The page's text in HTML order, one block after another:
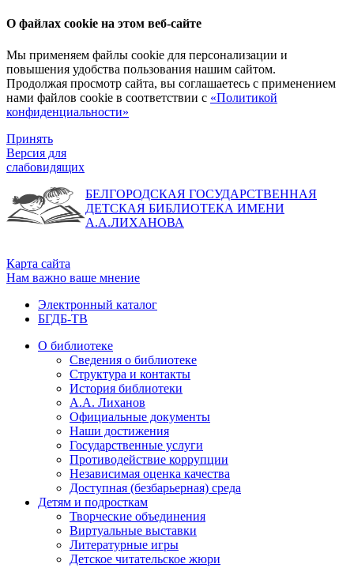
О файлах cookie на этом веб-сайте
Мы применяем файлы cookie для персонализации и
повышения удобства пользования нашим сайтом.
Продолжая просмотр сайта, вы соглашаетесь с применением
нами файлов cookie в соответствии с «Политикой
конфиденциальности»
Принять
Версия для
слабовидящих
БЕЛГОРОДСКАЯ ГОСУДАРСТВЕННАЯ
ДЕТСКАЯ БИБЛИОТЕКА ИМЕНИ
А.А.ЛИХАНОВА
Карта сайта
Нам важно ваше мнение
Электронный каталог
БГДБ-ТВ
О библиотеке
Сведения о библиотеке
Структура и контакты
История библиотеки
А.А. Лиханов
Официальные документы
Наши достижения
Государственные услуги
Противодействие коррупции
Независимая оценка качества
Доступная (безбарьерная) среда
Детям и подросткам
Творческие объединения
Виртуальные выставки
Литературные игры
Детское читательское жюри